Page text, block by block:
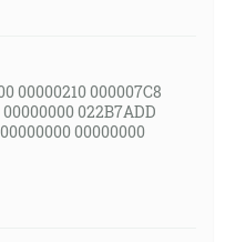
00000210 000007C8
022B7ADD
00000000